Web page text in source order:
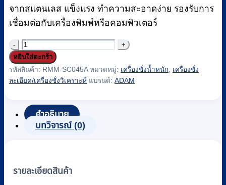
จากสแตนเลส แข็งแรง ทำความสะอาดง่าย รองรับการ
เชื่อมต่อกับเครื่องพิมพ์หรือคอมพิวเตอร์
จำนวน
เครื่อง
ชั่ง
สูง
แบบ
รุ่น
หยิบใส่ตะกร้า
รหัสสินค้า: RMM-SC045A หมวดหมู่: เครื่องชั่งน้ำหนัก เครื่องชั่ง
ละเอียด/เครื่องชั่งวิเคราะห์ แบรนด์: ADAM
คำอธิบาย
บทวิจารณ์ (0)
รายละเอียดสินค้า